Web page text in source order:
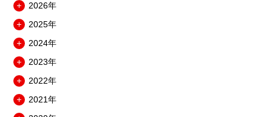
2026年
ニ
ュ
を
開
2025年
ニ
ュ
を
開
2024年
ニ
ュ
を
2023年
ニ
ュ
2022年
ニ 2021年